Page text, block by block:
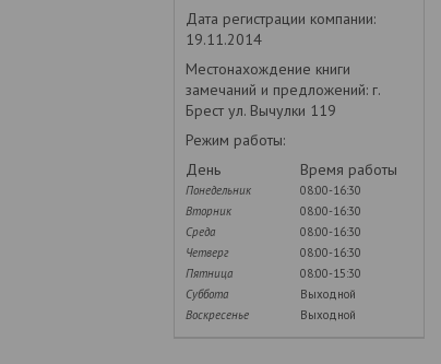
Дата регистрации компании:
19.11.2014
Местонахождение книги
замечаний и предложений: г.
Брест ул. Вычулки 119
Режим работы:
День
Время работы
Понедельник
08:00-16:30
Вторник
08:00-16:30
Среда
08:00-16:30
Четверг
08:00-16:30
Пятница
08:00-15:30
Суббота
Выходной
Воскресенье
Выходной